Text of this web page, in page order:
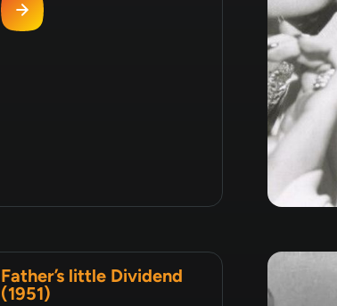
Father’s little Dividend
(1951)